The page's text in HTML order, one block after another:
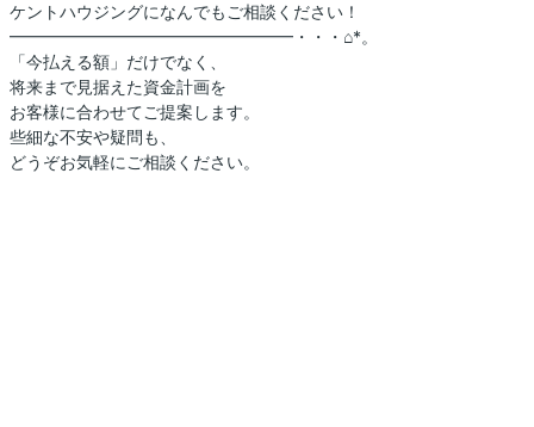
ケントハウジングになんでもご相談ください！
━━━━━━━━━━━━━━━━━・・・⌂*。
「今払える額」だけでなく、
将来まで見据えた資金計画を
お客様に合わせてご提案します。
些細な不安や疑問も、
どうぞお気軽にご相談ください。